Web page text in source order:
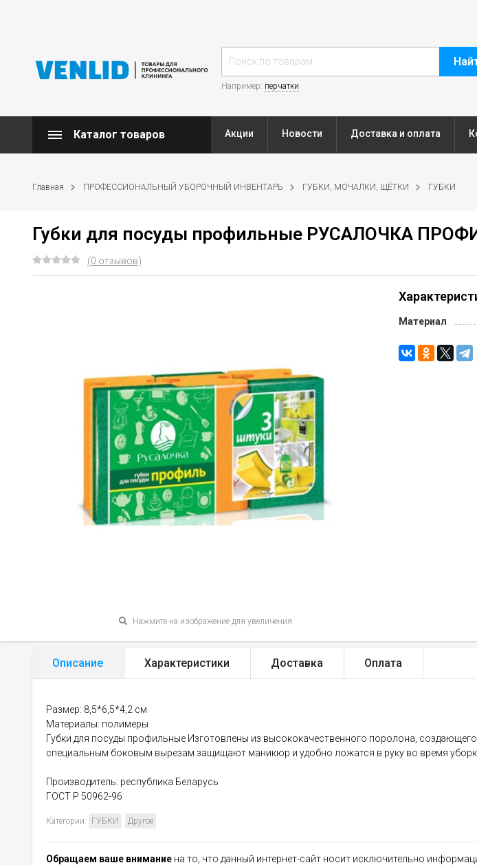
Например: перчатки
Каталог товаров Акции Новости Доставка и оплата
Главная ПРОФЕССИОНАЛЬНЫЙ УБОРОЧНЫЙ ИНВЕНТАРЬ ГУБКИ, МОЧАЛКИ, ЩЁТКИ ГУБКИ
Губки для посуды профильные РУСАЛОЧКА
(0 отзывов)
Нажмите на изображение для увеличения
Материал
Описание Характеристики Доставка Оплата
Размер: 8,5*6,5*4,2 см
Материалы: полимеры
Губки для посуды профильные Изготовлены из высококачественного поролона,
специальным боковым вырезам защищают маникюр и удобно ложатся в руку во время
Производитель: республика Беларусь
ГОСТ Р 50962-96
Категории: ГУБКИ Другое
Обращаем ваше внимание на то, что данный интернет-сайт носит исключительно